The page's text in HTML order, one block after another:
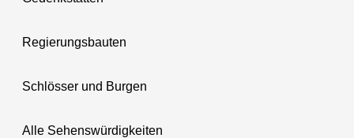
Regierungsbauten
Schlösser und Burgen
Alle Sehenswürdigkeiten